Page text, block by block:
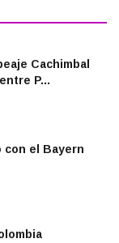
Cachimbal
P...
con el Bayern